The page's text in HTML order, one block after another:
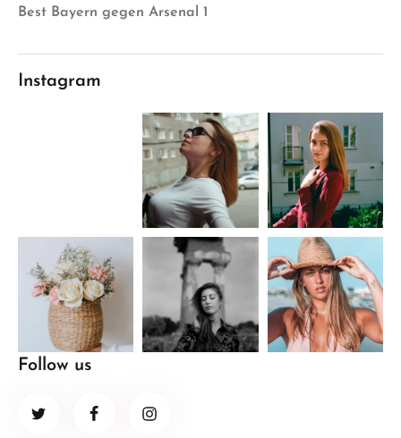
Best Bayern gegen Arsenal 1
Instagram
Follow us